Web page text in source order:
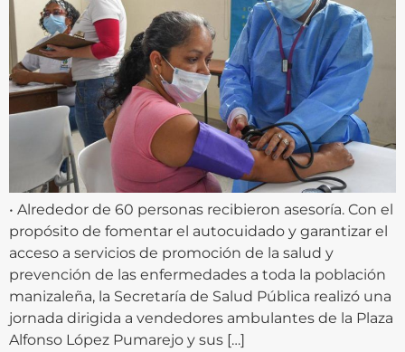
• Alrededor de 60 personas recibieron asesoría. Con el
propósito de fomentar el autocuidado y garantizar el
acceso a servicios de promoción de la salud y
prevención de las enfermedades a toda la población
manizaleña, la Secretaría de Salud Pública realizó una
jornada dirigida a vendedores ambulantes de la Plaza
Alfonso López Pumarejo y sus […]